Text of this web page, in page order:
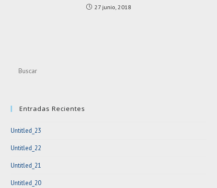
27 junio, 2018
Entradas Recientes
Untitled_23
Untitled_22
Untitled_21
Untitled_20